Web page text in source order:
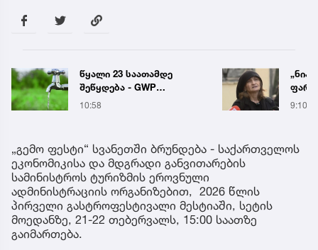
წყალი 23 საათამდე
შეწყდება - GWP
აბონენტებს
10:58
„ნია
9:10
„გემო ფესტი“ სვანეთში ბრუნდება - საქართველოს
ეკონომიკისა და მდგრადი განვითარების
სამინისტროს ტურიზმის ეროვნული
ადმინისტრაციის ორგანიზებით, 2026 წლის
პირველი გასტროფესტივალი მესტიაში, სეტის
მოედანზე, 21-22 თებერვალს, 15:00 საათზე
გაიმართება.